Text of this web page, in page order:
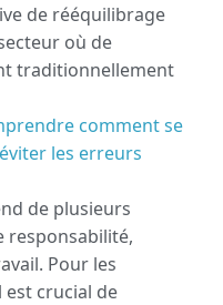
de rééquilibrage
où de
traditionnellement
comment se
les erreurs
de plusieurs
responsabilité,
Pour les
crucial de